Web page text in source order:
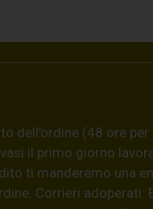
dell’ordine (48 ore per
il primo giorno
ti manderemo una
Corrieri adoperati: